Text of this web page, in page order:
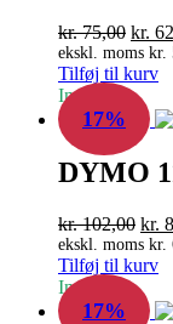
kr.75,00 Den
pris
var:
kr.
kr.
ekskl. moms kr.
Tilføj til kurv
In Stock
17%
DYMO
kr.102,00 Den
pris
var:
kr.
kr.
ekskl. moms kr.
Tilføj til kurv
In Stock
17%